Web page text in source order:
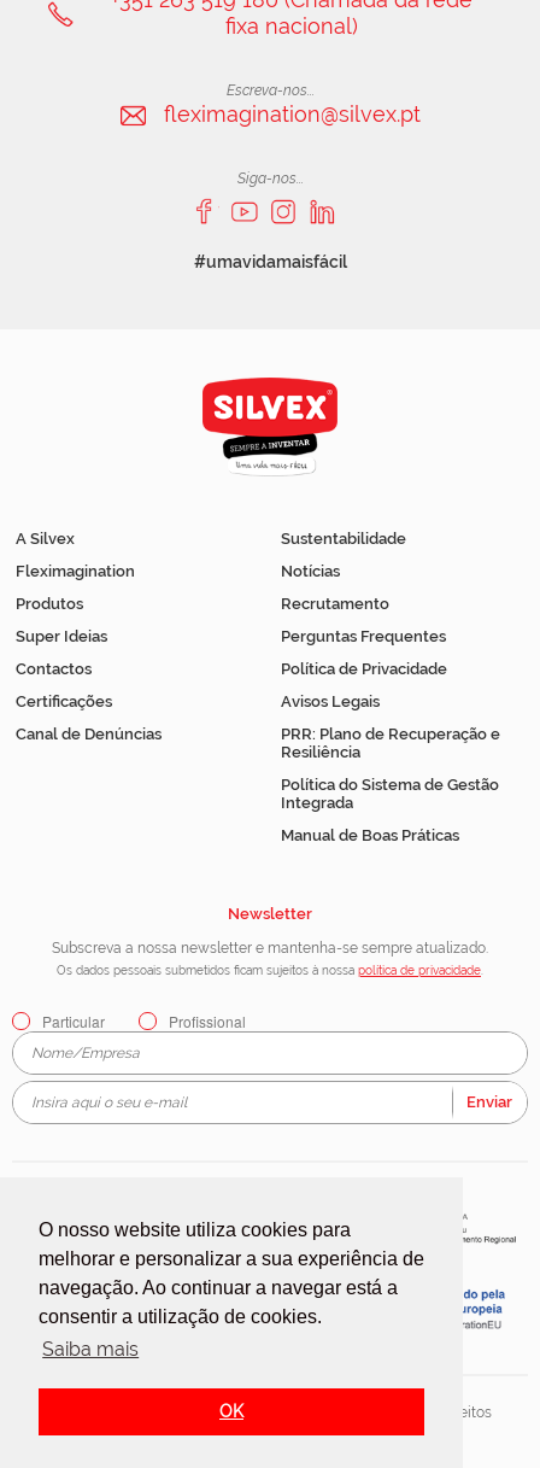
O nosso website utiliza cookies para
melhorar e personalizar a sua experiência de
navegação. Ao continuar a navegar está a
consentir a utilização de cookies.
Saiba mais
OK
fixa nacional)
Escreva-nos...
fleximagination@silvex.pt
Siga-nos...
#umavidamaisfácil
A Silvex
Fleximagination
Produtos
Super Ideias
Contactos
Certificações
Canal de Denúncias
Sustentabilidade
Notícias
Recrutamento
Perguntas Frequentes
Política de Privacidade
Avisos Legais
PRR: Plano de Recuperação e
Resiliência
Política do Sistema de Gestão
Integrada
Manual de Boas Práticas
Newsletter
Subscreva a nossa newsletter e mantenha-se sempre atualizado.
Os dados pessoais submetidos ficam sujeitos à nossa política de privacidade
Particular Profissional
Enviar
2018 © Silvex, Indústria de Plásticos e Papéis, S.A. Todos os direitos
reservados.Redicom